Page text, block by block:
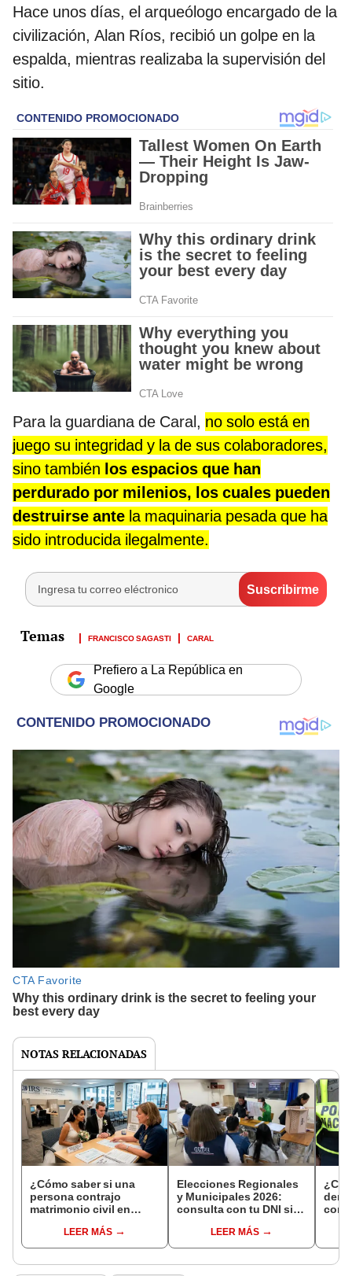
Hace unos días, el arqueólogo encargado de la
civilización, Alan Ríos, recibió un golpe en la
espalda, mientras realizaba la supervisión del
sitio.
Para la guardiana de Caral, no solo está en
juego su integridad y la de sus colaboradores,
sino también los espacios que han
perdurado por milenios, los cuales pueden
destruirse ante la maquinaria pesada que ha
sido introducida ilegalmente.
FRANCISCO SAGASTI CARAL
Prefiero a La República en
Google
NOTAS RELACIONADAS
¿Cómo saber si una
persona contrajo
matrimonio civil en
LEER MÁS
Elecciones Regionales
y Municipales 2026:
consulta con tu DNI si
de mesa para este 4 de
octubre en el link oficial
LEER MÁS
con